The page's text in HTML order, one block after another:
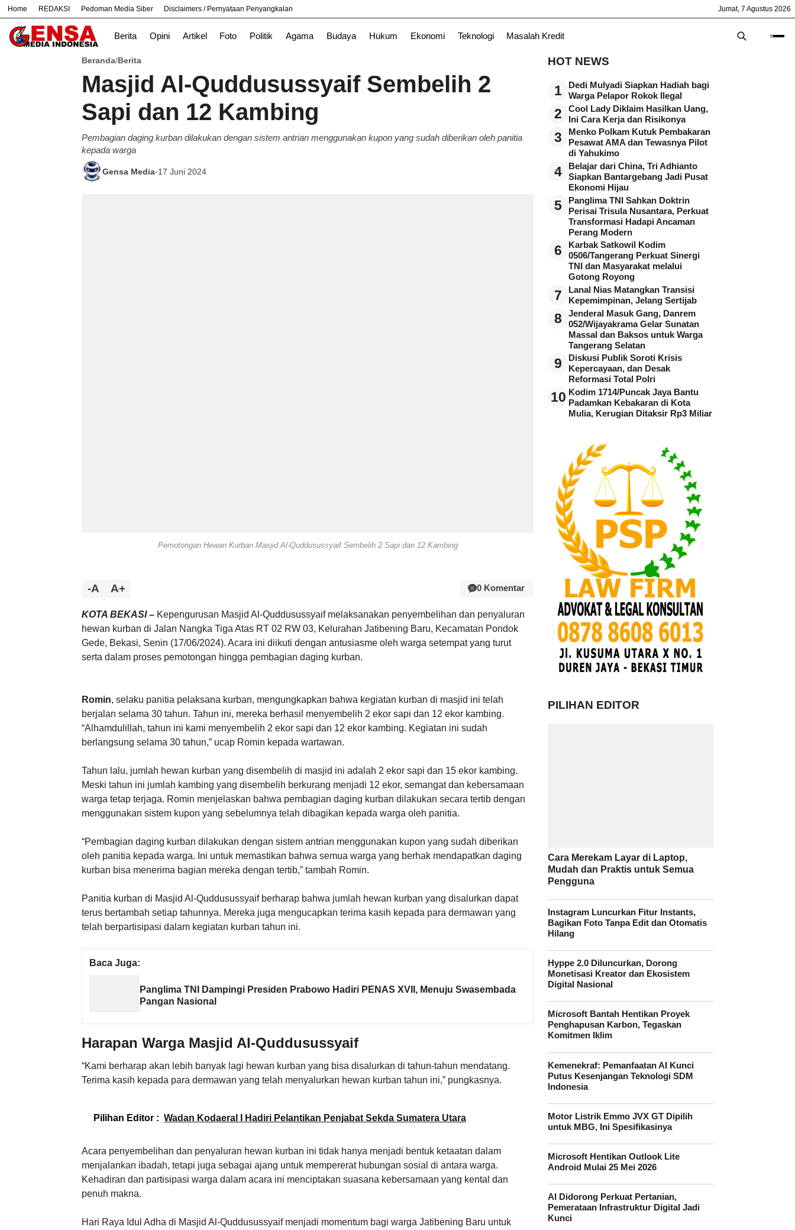
Home REDAKSI Pedoman Media Siber Disclaimers / Pernyataan Penyangkalan Jumat, 7 Agustus 2026
Berita Opini Artikel Foto Politik Agama Budaya Hukum Ekonomi Teknologi Masalah Kredit
# Bekasi Cara Ekonomi Informasi Nasional News Surabaya TNI
Beranda/Berita
Masjid Al-Quddusussyaif Sembelih 2
Sapi dan 12 Kambing
Pembagian daging kurban dilakukan dengan sistem antrian menggunakan kupon yang sudah diberikan oleh panitia
kepada warga
Gensa Media-17 Juni 2024
Pemotongan Hewan Kurban Masjid Al-Quddusussyaif Sembelih 2 Sapi dan 12 Kambing
-A A+ 0 Komentar
KOTA BEKASI – Kepengurusan Masjid Al-Quddusussyaif melaksanakan penyembelihan dan penyaluran
hewan kurban di Jalan Nangka Tiga Atas RT 02 RW 03, Kelurahan Jatibening Baru, Kecamatan Pondok
Gede, Bekasi, Senin (17/06/2024). Acara ini diikuti dengan antusiasme oleh warga setempat yang turut
serta dalam proses pemotongan hingga pembagian daging kurban.
Romin, selaku panitia pelaksana kurban, mengungkapkan bahwa kegiatan kurban di masjid ini telah
berjalan selama 30 tahun. Tahun ini, mereka berhasil menyembelih 2 ekor sapi dan 12 ekor kambing.
“Alhamdulillah, tahun ini kami menyembelih 2 ekor sapi dan 12 ekor kambing. Kegiatan ini sudah
berlangsung selama 30 tahun,” ucap Romin kepada wartawan.
Tahun lalu, jumlah hewan kurban yang disembelih di masjid ini adalah 2 ekor sapi dan 15 ekor kambing.
Meski tahun ini jumlah kambing yang disembelih berkurang menjadi 12 ekor, semangat dan kebersamaan
warga tetap terjaga. Romin menjelaskan bahwa pembagian daging kurban dilakukan secara tertib dengan
menggunakan sistem kupon yang sebelumnya telah dibagikan kepada warga oleh panitia.
“Pembagian daging kurban dilakukan dengan sistem antrian menggunakan kupon yang sudah diberikan
oleh panitia kepada warga. Ini untuk memastikan bahwa semua warga yang berhak mendapatkan daging
kurban bisa menerima bagian mereka dengan tertib,” tambah Romin.
Panitia kurban di Masjid Al-Quddusussyaif berharap bahwa jumlah hewan kurban yang disalurkan dapat
terus bertambah setiap tahunnya. Mereka juga mengucapkan terima kasih kepada para dermawan yang
telah berpartisipasi dalam kegiatan kurban tahun ini.
Baca Juga:
Panglima TNI Dampingi Presiden Prabowo Hadiri PENAS XVII, Menuju Swasembada
Pangan Nasional
Harapan Warga Masjid Al-Quddusussyaif
“Kami berharap akan lebih banyak lagi hewan kurban yang bisa disalurkan di tahun-tahun mendatang.
Terima kasih kepada para dermawan yang telah menyalurkan hewan kurban tahun ini,” pungkasnya.
Pilihan Editor : Wadan Kodaeral I Hadiri Pelantikan Penjabat Sekda Sumatera Utara
Acara penyembelihan dan penyaluran hewan kurban ini tidak hanya menjadi bentuk ketaatan dalam
menjalankan ibadah, tetapi juga sebagai ajang untuk mempererat hubungan sosial di antara warga.
Kehadiran dan partisipasi warga dalam acara ini menciptakan suasana kebersamaan yang kental dan
penuh makna.
Hari Raya Idul Adha di Masjid Al-Quddusussyaif menjadi momentum bagi warga Jatibening Baru untuk
HOT NEWS
1
Dedi Mulyadi Siapkan Hadiah bagi
Warga Pelapor Rokok Ilegal
2
Cool Lady Diklaim Hasilkan Uang,
Ini Cara Kerja dan Risikonya
3
Menko Polkam Kutuk Pembakaran
Pesawat AMA dan Tewasnya Pilot
di Yahukimo
4
Belajar dari China, Tri Adhianto
Siapkan Bantargebang Jadi Pusat
Ekonomi Hijau
5
Panglima TNI Sahkan Doktrin
Perisai Trisula Nusantara, Perkuat
Transformasi Hadapi Ancaman
Perang Modern
6
Karbak Satkowil Kodim
0506/Tangerang Perkuat Sinergi
TNI dan Masyarakat melalui
Gotong Royong
7
Lanal Nias Matangkan Transisi
Kepemimpinan, Jelang Sertijab
8
Jenderal Masuk Gang, Danrem
052/Wijayakrama Gelar Sunatan
Massal dan Baksos untuk Warga
Tangerang Selatan
9
Diskusi Publik Soroti Krisis
Kepercayaan, dan Desak
Reformasi Total Polri
10 Kodim 1714/Puncak Jaya Bantu
Padamkan Kebakaran di Kota
Mulia, Kerugian Ditaksir Rp3 Miliar
PILIHAN EDITOR
Cara Merekam Layar di Laptop,
Mudah dan Praktis untuk Semua
Pengguna
Instagram Luncurkan Fitur Instants,
Bagikan Foto Tanpa Edit dan Otomatis
Hilang
Hyppe 2.0 Diluncurkan, Dorong
Monetisasi Kreator dan Ekosistem
Digital Nasional
Microsoft Bantah Hentikan Proyek
Penghapusan Karbon, Tegaskan
Komitmen Iklim
Kemenekraf: Pemanfaatan AI Kunci
Putus Kesenjangan Teknologi SDM
Indonesia
Motor Listrik Emmo JVX GT Dipilih
untuk MBG, Ini Spesifikasinya
Microsoft Hentikan Outlook Lite
Android Mulai 25 Mei 2026
AI Didorong Perkuat Pertanian,
Pemerataan Infrastruktur Digital Jadi
Kunci